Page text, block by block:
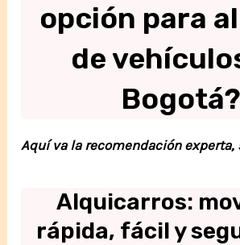
opción para
de
Bogotá?
Aquí va la recomendación
Alquicarros:
rápida, fácil y